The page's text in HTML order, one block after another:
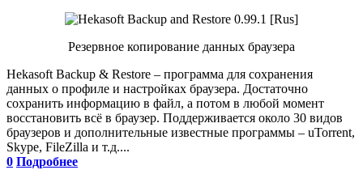
Резервное копирование данных браузера
Hekasoft Backup & Restore – программа для сохранения
данных о профиле и настройках браузера. Достаточно
сохранить информацию в файл, а потом в любой момент
восстановить всё в браузер. Поддерживается около 30 видов
браузеров и дополнительные известные программы – uTorrent,
Skype, FileZilla и т.д....
0 Подробнее